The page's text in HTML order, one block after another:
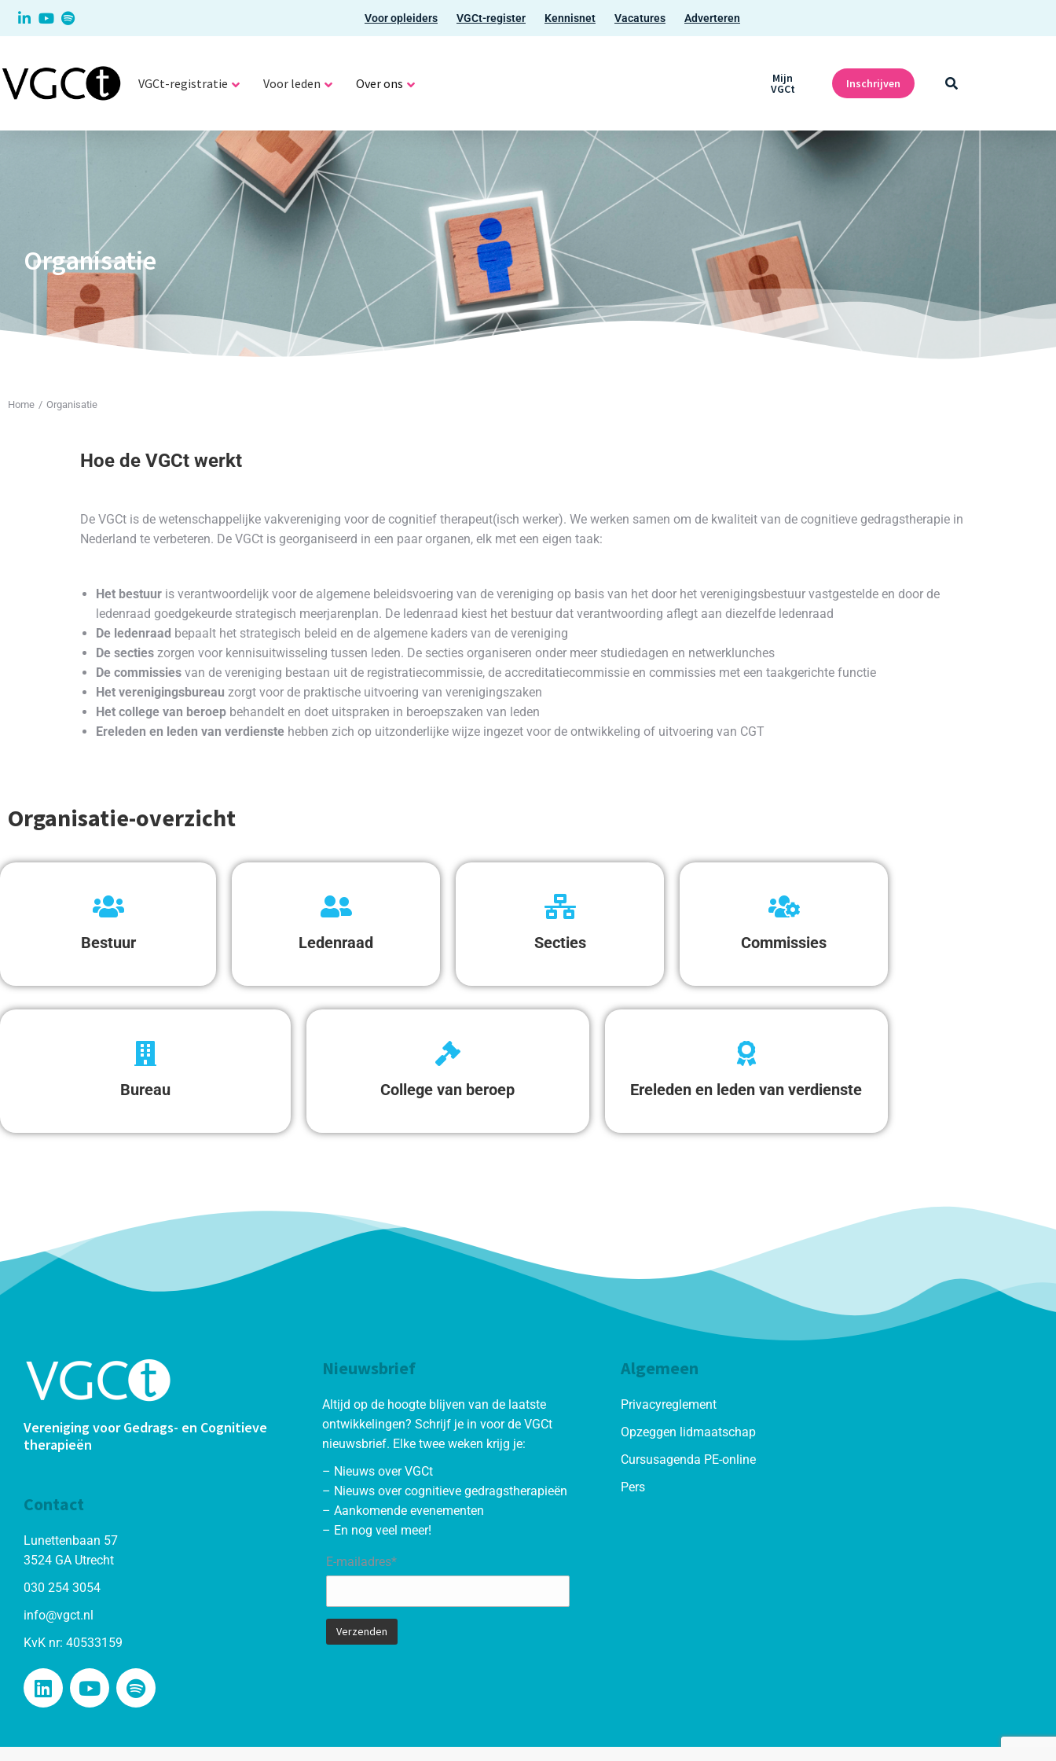
Voor opleiders VGCt-register Kennisnet Vacatures Adverteren
VGCt-registratie Voor leden Over ons Mijn
VGCt Inschrijven
Organisatie
Je bent hier:
Home Organisatie
Hoe de VGCt werkt
De VGCt is de wetenschappelijke vakvereniging voor de cognitief therapeut(isch werker). We werken samen om de kwaliteit van de cognitieve gedragstherapie in
Nederland te verbeteren. De VGCt is georganiseerd in een paar organen, elk met een eigen taak:
Het bestuur is verantwoordelijk voor de algemene beleidsvoering van de vereniging op basis van het door het verenigingsbestuur vastgestelde en door de
ledenraad goedgekeurde strategisch meerjarenplan. De ledenraad kiest het bestuur dat verantwoording aflegt aan diezelfde ledenraad
De ledenraad bepaalt het strategisch beleid en de algemene kaders van de vereniging
De secties zorgen voor kennisuitwisseling tussen leden. De secties organiseren onder meer studiedagen en netwerklunches
De commissies van de vereniging bestaan uit de registratiecommissie, de accreditatiecommissie en commissies met een taakgerichte functie
Het verenigingsbureau zorgt voor de praktische uitvoering van verenigingszaken
Het college van beroep behandelt en doet uitspraken in beroepszaken van leden
Ereleden en leden van verdienste hebben zich op uitzonderlijke wijze ingezet voor de ontwikkeling of uitvoering van CGT
Organisatie-overzicht
Bestuur Ledenraad Secties Commissies
Bureau College van beroep Ereleden en leden van verdienste
Vereniging voor Gedrags- en Cognitieve
therapieën
Contact
Lunettenbaan 57
3524 GA Utrecht
030 254 3054
info@vgct.nl
KvK nr: 40533159
Nieuwsbrief
Altijd op de hoogte blijven van de laatste
ontwikkelingen? Schrijf je in voor de VGCt
nieuwsbrief. Elke twee weken krijg je:
– Nieuws over VGCt
– Nieuws over cognitieve gedragstherapieën
– Aankomende evenementen
– En nog veel meer!
E-mailadres*
Algemeen
Privacyreglement
Opzeggen lidmaatschap
Cursusagenda PE-online
Pers